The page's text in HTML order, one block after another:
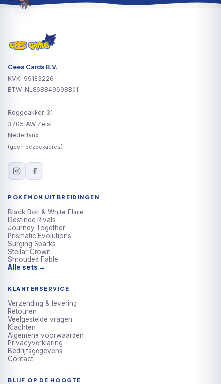
Cees Cards B.V.
KVK: 99183226
BTW: NL868849698B01
Roggeakker 31
3705 AW Zeist
Nederland
(geen bezoekadres)
POKÉMON UITBREIDINGEN
Black Bolt & White Flare
Destined Rivals
Journey Together
Prismatic Evolutions
Surging Sparks
Stellar Crown
Shrouded Fable
Alle sets →
KLANTENSERVICE
Verzending & levering
Retouren
Veelgestelde vragen
Klachten
Algemene voorwaarden
Privacyverklaring
Bedrijfsgegevens
Contact
BLIJF OP DE HOOGTE